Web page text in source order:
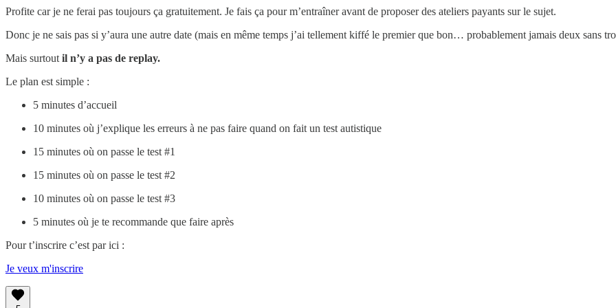
Profite car je ne ferai pas toujours ça gratuitement. Je fais ça pour m’entraîner avant de proposer des ateliers payants sur le sujet.
Donc je ne sais pas si y’aura une autre date (mais en même temps j’ai tellement kiffé le premier que bon… probablement jamais deux sans
Mais surtout il n’y a pas de replay.
Le plan est simple :
5 minutes d’accueil
10 minutes où j’explique les erreurs à ne pas faire quand on fait un test autistique
15 minutes où on passe le test #1
15 minutes où on passe le test #2
10 minutes où on passe le test #3
5 minutes où je te recommande que faire après
Pour t’inscrire c’est par ici :
Je veux m'inscrire